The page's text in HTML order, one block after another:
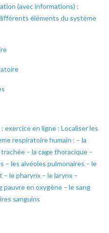
(avec informations) :
éléments du système
exercice en ligne : Localiser les
respiratoire humain : – la
– la cage thoracique –
– les alvéoles pulmonaires – le
le pharynx – le larynx –
pauvre en oxygène – le sang
sanguins